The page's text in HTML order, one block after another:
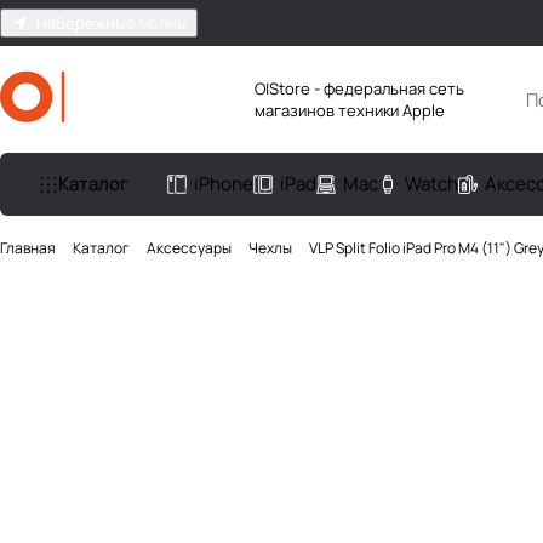
O|Store - федеральная сеть
магазинов техники Apple
Каталог iPhone iPad Mac Watch
Главная Каталог Аксесcуары Чехлы VLP Split Folio iPad Pro M4 (11") Grey